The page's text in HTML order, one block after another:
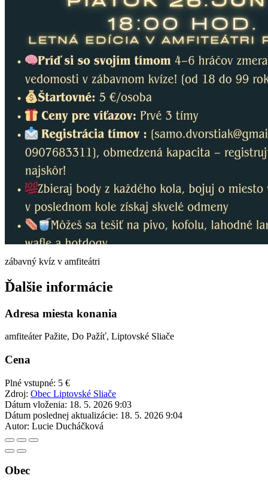
zábavný kvíz v amfiteátri
Ďalšie informácie
Adresa miesta konania
amfiteáter Pažite, Do Pažíť, Liptovské Sliače
Cena
Plné vstupné: 5 €
Zdroj: Obec Liptovské Sliače
Dátum vloženia: 18. 5. 2026 9:03
Dátum poslednej aktualizácie: 18. 5. 2026 9:04
Autor: Lucie Ducháčková
Obec